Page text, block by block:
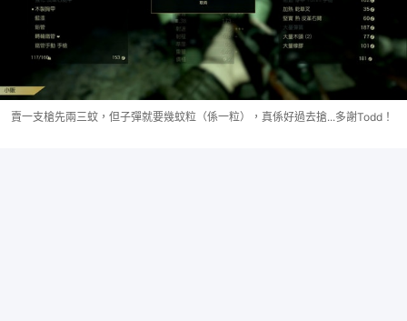
賣一支槍先兩三蚊，但子彈就要幾蚊粒（係一粒），真係好過去搶...多謝Todd！